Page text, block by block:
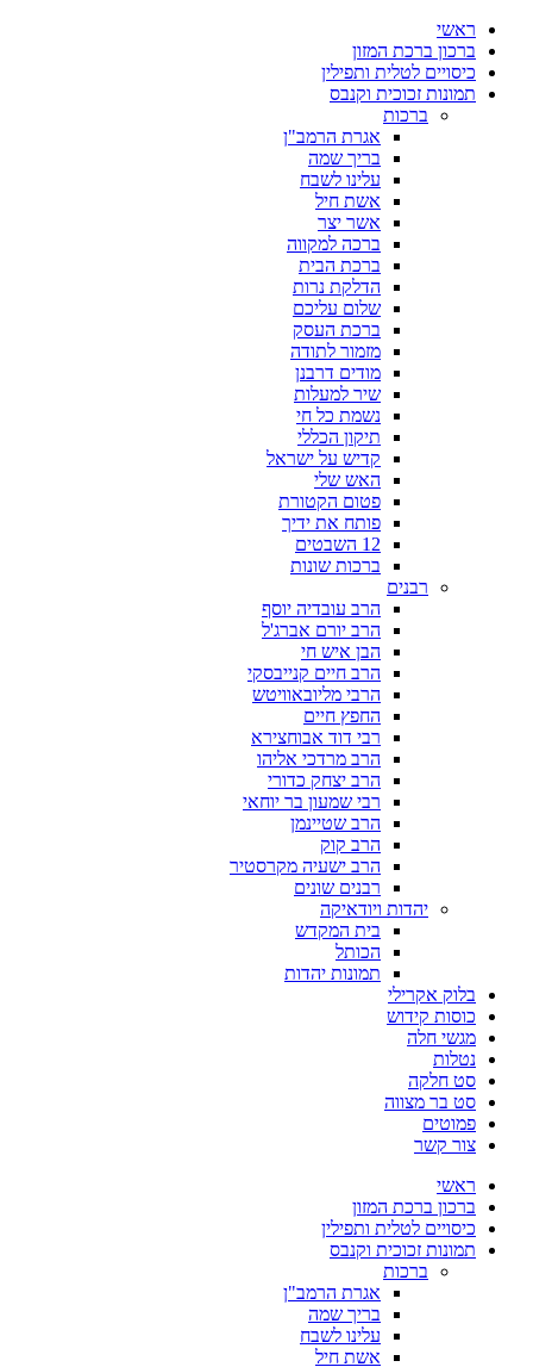
ראשי
ברכון ברכת המזון
כיסויים לטלית ותפילין
תמונות זכוכית וקנבס
ברכות
אגרת הרמב"ן
בריך שמה
עלינו לשבח
אשת חיל
אשר יצר
ברכה למקווה
ברכת הבית
הדלקת נרות
שלום עליכם
ברכת העסק
מזמור לתודה
מודים דרבנן
שיר למעלות
נשמת כל חי
תיקון הכללי
קדיש על ישראל
האש שלי
פטום הקטורת
פותח את ידיך
12 השבטים
ברכות שונות
רבנים
הרב עובדיה יוסף
הרב יורם אברג'ל
הבן איש חי
הרב חיים קנייבסקי
הרבי מליובאוויטש
החפץ חיים
רבי דוד אבוחצירא
הרב מרדכי אליהו
הרב יצחק כדורי
רבי שמעון בר יוחאי
הרב שטיינמן
הרב קוק
הרב ישעיה מקרסטיר
רבנים שונים
יהדות ויודאיקה
בית המקדש
הכותל
תמונות יהדות
בלוק אקרילי
כוסות קידוש
מגשי חלה
נטלות
סט חלקה
סט בר מצווה
פמוטים
צור קשר
ראשי
ברכון ברכת המזון
כיסויים לטלית ותפילין
תמונות זכוכית וקנבס
ברכות
אגרת הרמב"ן
בריך שמה
עלינו לשבח
אשת חיל